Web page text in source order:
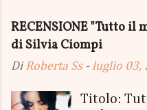
05 Ottobre
New
Un
Premio,
RECENSIONE "Tutto il
di Silvia Ciompi
DiRoberta Ss - luglio 03,
Titolo: